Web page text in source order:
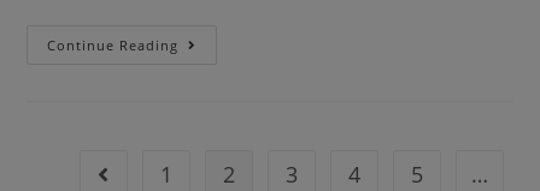
Continue Reading
1 2 3 4 5
…